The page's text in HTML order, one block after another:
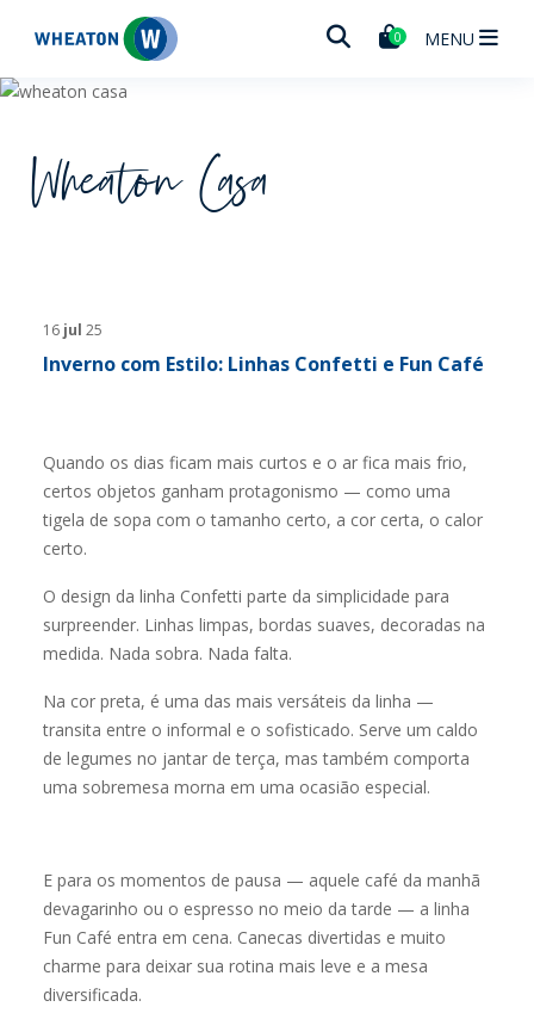
Wheaton 0 MENU
Wheaton Casa
16 jul 25
Inverno com Estilo: Linhas Confetti e Fun Café
Quando os dias ficam mais curtos e o ar fica mais frio,
certos objetos ganham protagonismo — como uma
tigela de sopa com o tamanho certo, a cor certa, o calor
certo.
O design da linha Confetti parte da simplicidade para
surpreender. Linhas limpas, bordas suaves, decoradas na
medida. Nada sobra. Nada falta.
Na cor preta, é uma das mais versáteis da linha —
transita entre o informal e o sofisticado. Serve um caldo
de legumes no jantar de terça, mas também comporta
uma sobremesa morna em uma ocasião especial.
E para os momentos de pausa — aquele café da manhã
devagarinho ou o espresso no meio da tarde — a linha
Fun Café entra em cena. Canecas divertidas e muito
charme para deixar sua rotina mais leve e a mesa
diversificada.